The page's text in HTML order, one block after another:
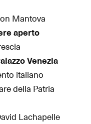
Mantova
aperto
Venezia
italiano
della Patria
Lachapelle